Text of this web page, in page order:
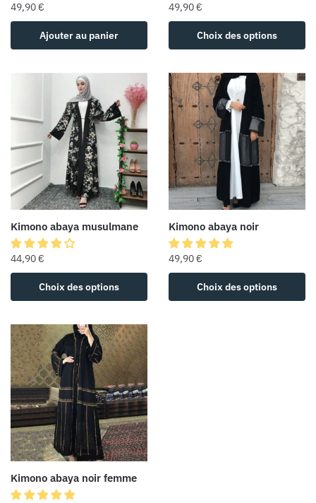
49,90€
Ajouter au panier
49,90€
Choix des options
Kimono abaya musulmane
44,90€
Choix des options
Kimono abaya noir
49,90€
Choix des options
Kimono abaya noir femme